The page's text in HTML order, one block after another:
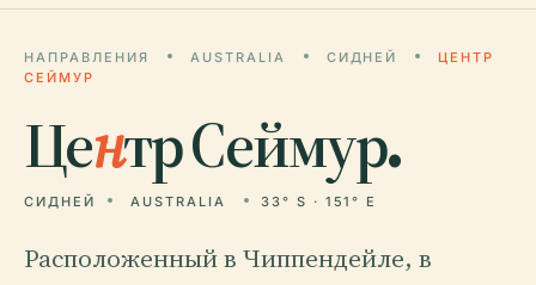
НАПРАВЛЕНИЯ AUSTRALIA СИДНЕЙ
ЦЕНТР
СЕЙМУР
Центр Сеймур.
СИДНЕЙ AUSTRALIA 33° S · 151° E
Расположенный в Чиппендейле, в